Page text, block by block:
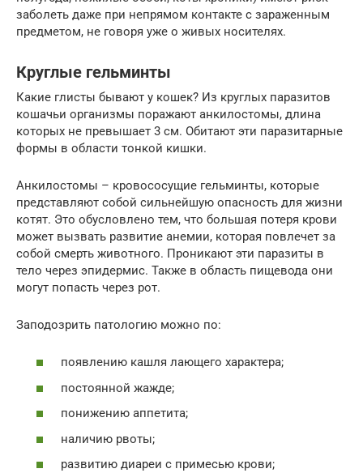
заболеть даже при непрямом контакте с зараженным
предметом, не говоря уже о живых носителях.
Круглые гельминты
Какие глисты бывают у кошек? Из круглых паразитов
кошачьи организмы поражают анкилостомы, длина
которых не превышает 3 см. Обитают эти паразитарные
формы в области тонкой кишки.
Анкилостомы – кровососущие гельминты, которые
представляют собой сильнейшую опасность для жизни
котят. Это обусловлено тем, что большая потеря крови
может вызвать развитие анемии, которая повлечет за
собой смерть животного. Проникают эти паразиты в
тело через эпидермис. Также в область пищевода они
могут попасть через рот.
Заподозрить патологию можно по:
появлению кашля лающего характера;
постоянной жажде;
понижению аппетита;
наличию рвоты;
развитию диареи с примесью крови;